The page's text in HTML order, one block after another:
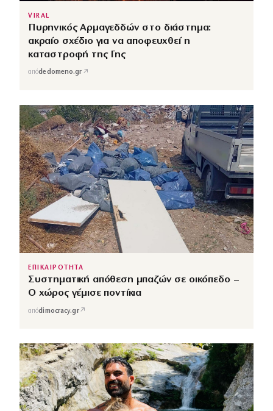
VIRAL
Πυρηνικός Αρμαγεδδών στο διάστημα:
ακραίο σχέδιο για να αποφευχθεί η
καταστροφή της Γης
απόdedomeno.gr ↗
ΕΠΙΚΑΙΡΟΤΗΤΑ
Συστηματική απόθεση μπαζών σε οικόπεδο –
Ο χώρος γέμισε ποντίκια
απόdimocracy.gr↗